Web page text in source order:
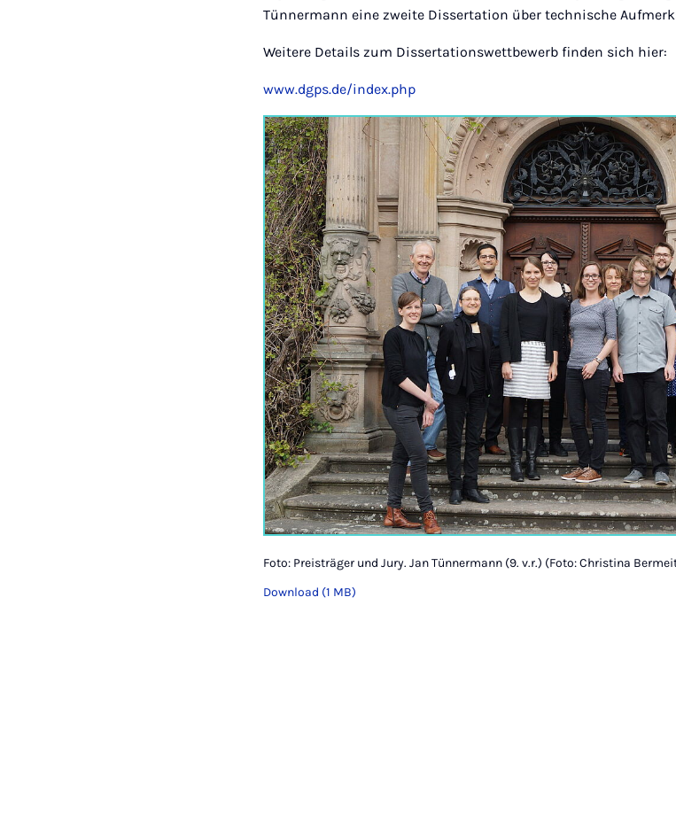
Tünnermann eine zweite Dissertation über technische
Weitere Details zum Dissertationswettbewerb finden sich hier:
www.dgps.de/index.php
Foto: Preisträger und Jury. Jan Tünnermann (9. v.r.) (Foto: Christina
Download (1 MB)